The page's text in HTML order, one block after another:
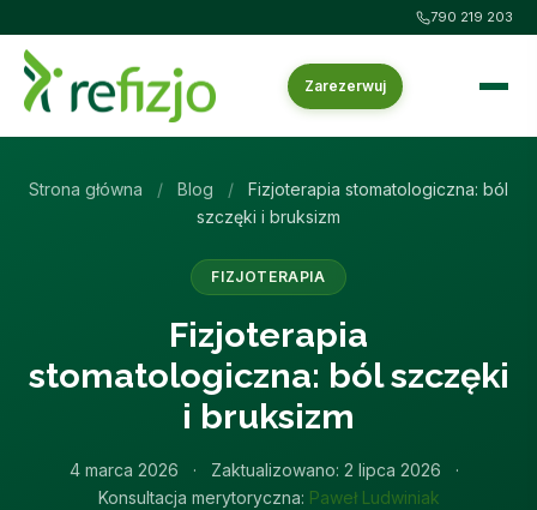
790 219 203
Zarezerwuj
Strona główna / Blog /
Fizjoterapia stomatologiczna: ból
szczęki i bruksizm
FIZJOTERAPIA
Fizjoterapia
stomatologiczna: ból szczęki
i bruksizm
4 marca 2026 · Zaktualizowano: 2 lipca 2026
·
Konsultacja merytoryczna: Paweł Ludwiniak